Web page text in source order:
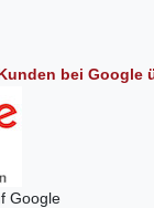
bei Google
Google